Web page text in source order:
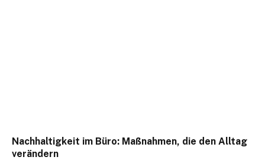
Nachhaltigkeit im Büro: Maßnahmen, die den Alltag
verändern